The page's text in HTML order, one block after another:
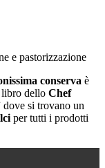
e pastorizzazione
conserva è
libro dello Chef
dove si trovano un
per tutti i prodotti